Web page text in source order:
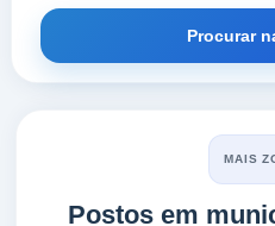
Procurar
MAIS
Postos em